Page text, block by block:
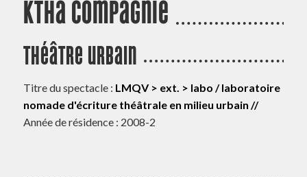
ktha Compagnie
Théâtre urbain
Titre du spectacle : LMQV > ext. > labo / laboratoire
nomade d'écriture théâtrale en milieu urbain //
Année de résidence : 2008-2